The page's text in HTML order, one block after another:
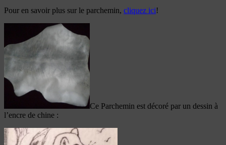
Pour en savoir plus sur le parchemin, cliquez ici!
Ce Parchemin est décoré par un dessin à
l’encre de chine :